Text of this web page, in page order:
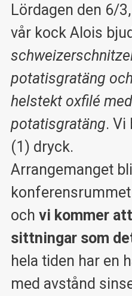
Lördagen den 6/
vår kock Alois
potatisgratäng
helstekt oxfilé
potatisgratäng. Vi
(1) dryck.
Arrangemanget
och vi kommer
sittningar som
hela tiden har en
med avstånd